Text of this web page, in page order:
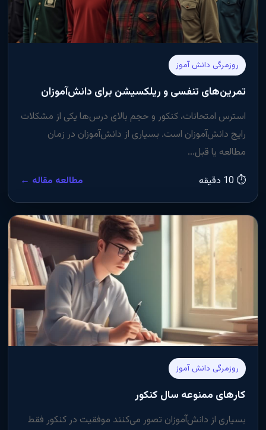
روزمرگی دانش آموز
تمرین‌های تنفسی و ریلکسیشن برای دانش‌آموزان
استرس امتحانات، کنکور و حجم بالای درس‌ها یکی از مشکلات
رایج دانش‌آموزان است. بسیاری از دانش‌آموزان در زمان
مطالعه یا قبل...
⏱ 10 دقیقه
مطالعه مقاله ←
روزمرگی دانش آموز
کارهای ممنوعه سال کنکور
بسیاری از دانش‌آموزان تصور می‌کنند موفقیت در کنکور فقط